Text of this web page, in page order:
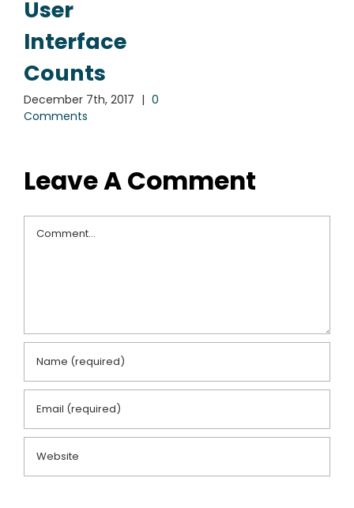
User
Interface
Counts
December 7th, 2017 | 0
Comments
Leave A Comment
Comment